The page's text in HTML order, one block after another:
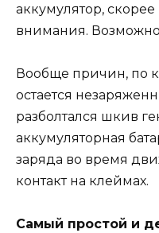
аккумулятор, скорее
внимания.
Вообще причин, по
остается
разболтался шкив
аккумуляторная
заряда во время
контакт на клеймах.
Самый простой и